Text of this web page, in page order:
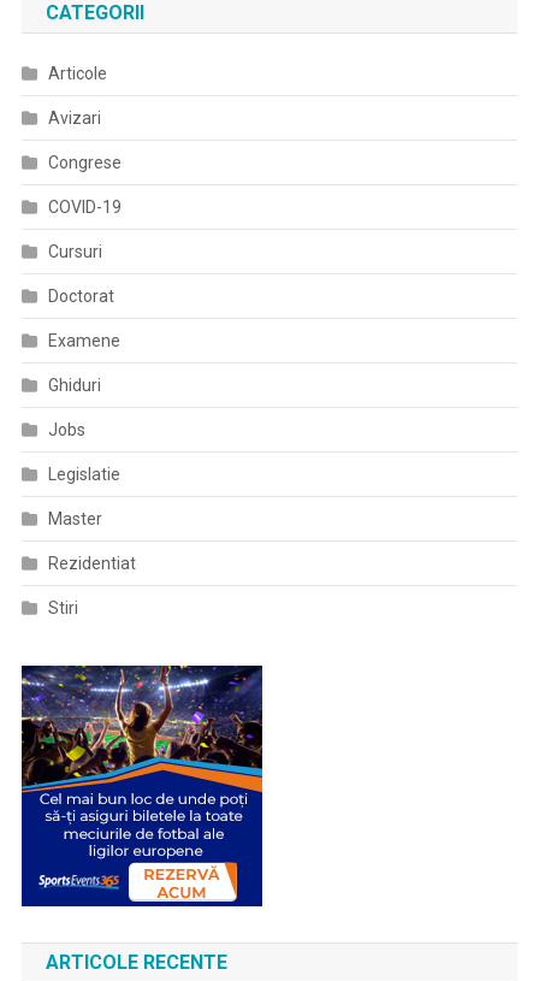
CATEGORII
Articole
Avizari
Congrese
COVID-19
Cursuri
Doctorat
Examene
Ghiduri
Jobs
Legislatie
Master
Rezidentiat
Stiri
ARTICOLE RECENTE